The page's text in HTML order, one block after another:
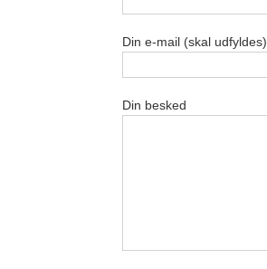
Din e-mail (skal udfyldes)
Din besked